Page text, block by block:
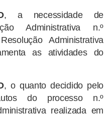
, a necessidade de
Administrativa n.º
Administrativa
as atividades do
, o quanto decidido pelo
do processo n.º
realizada em